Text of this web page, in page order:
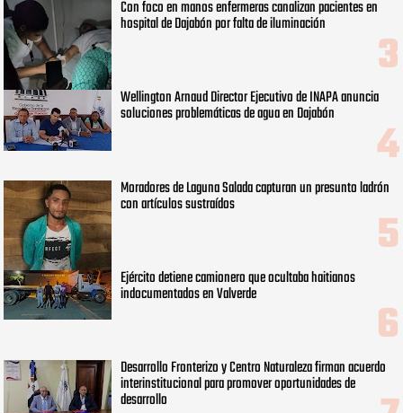
Con foco en manos enfermeras canalizan pacientes en
hospital de Dajabón por falta de iluminación
Wellington Arnaud Director Ejecutivo de INAPA anuncia
soluciones problemáticas de agua en Dajabón
Moradores de Laguna Salada capturan un presunto ladrón
con artículos sustraídos
Ejército detiene camionero que ocultaba haitianos
indocumentados en Valverde
Desarrollo Fronterizo y Centro Naturaleza firman acuerdo
interinstitucional para promover oportunidades de
desarrollo